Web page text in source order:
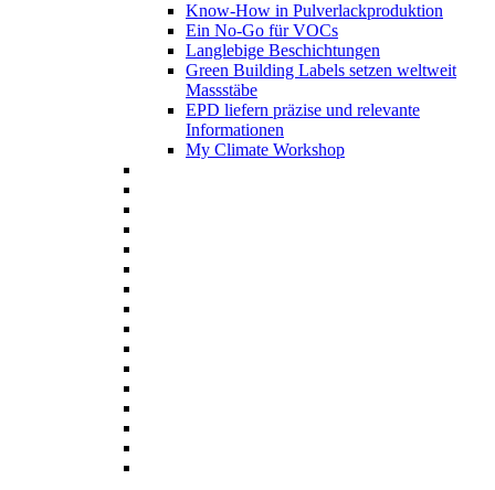
Know-How in Pulverlackproduktion
Ein No-Go für VOCs
Langlebige Beschichtungen
Green Building Labels setzen weltweit
Massstäbe
EPD liefern präzise und relevante
Informationen
My Climate Workshop